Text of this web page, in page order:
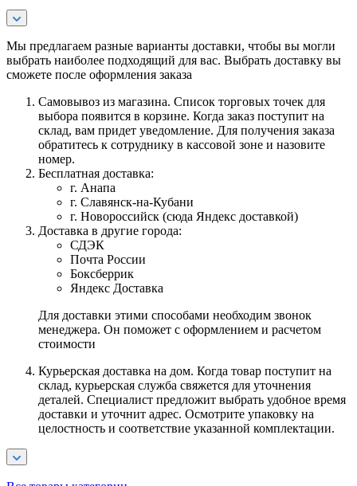
Мы предлагаем разные варианты доставки, чтобы вы могли
выбрать наиболее подходящий для вас. Выбрать доставку вы
сможете после оформления заказа
Самовывоз из магазина. Список торговых точек для
выбора появится в корзине. Когда заказ поступит на
склад, вам придет уведомление. Для получения заказа
обратитесь к сотруднику в кассовой зоне и назовите
номер.
Бесплатная доставка:
г. Анапа
г. Славянск-на-Кубани
г. Новороссийск (сюда Яндекс доставкой)
Доставка в другие города:
СДЭК
Почта России
Боксберрик
Яндекс Доставка
Для доставки этими способами необходим звонок
менеджера. Он поможет с оформлением и расчетом
стоимости
Курьерская доставка на дом. Когда товар поступит на
склад, курьерская служба свяжется для уточнения
деталей. Специалист предложит выбрать удобное время
доставки и уточнит адрес. Осмотрите упаковку на
целостность и соответствие указанной комплектации.